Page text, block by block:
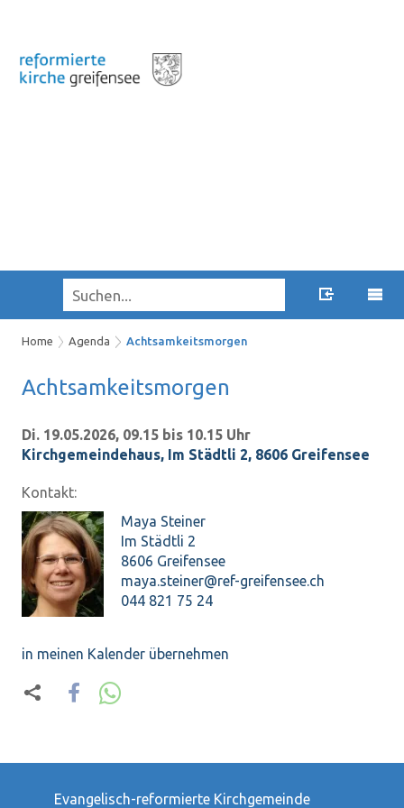
Home Agenda Achtsamkeitsmorgen
Acht­sam­keits­mor­gen
Di. 19.05.2026, 09.15 bis 10.15 Uhr
Kirchgemeindehaus, Im Städtli 2, 8606 Greifensee
Kontakt:
Maya Steiner
Im Städtli 2
8606 Greifensee
maya.steiner@ref-greifensee.ch
044 821 75 24
in meinen Kalender übernehmen
Evangelisch-reformierte Kirchgemeinde